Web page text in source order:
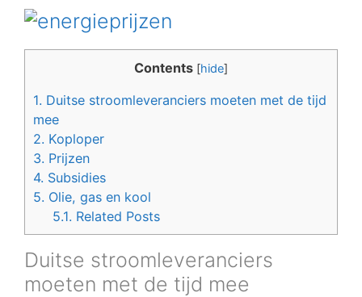
Contents [hide]
1. Duitse stroomleveranciers moeten met de tijd
mee
2. Koploper
3. Prijzen
4. Subsidies
5. Olie, gas en kool
5.1. Related Posts
Duitse stroomleveranciers
moeten met de tijd mee